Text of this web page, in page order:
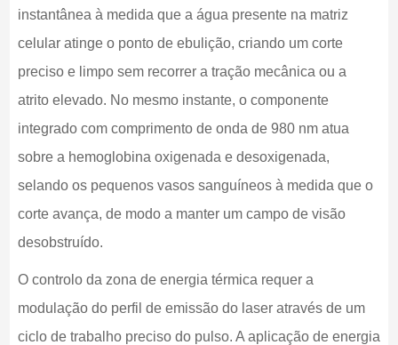
instantânea à medida que a água presente na matriz
celular atinge o ponto de ebulição, criando um corte
preciso e limpo sem recorrer a tração mecânica ou a
atrito elevado. No mesmo instante, o componente
integrado com comprimento de onda de 980 nm atua
sobre a hemoglobina oxigenada e desoxigenada,
selando os pequenos vasos sanguíneos à medida que o
corte avança, de modo a manter um campo de visão
desobstruído.
O controlo da zona de energia térmica requer a
modulação do perfil de emissão do laser através de um
ciclo de trabalho preciso do pulso. A aplicação de energia